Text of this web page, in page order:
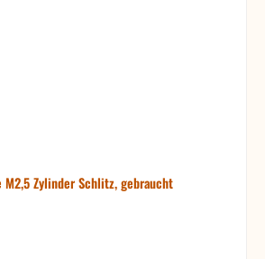
M2,5 Zylinder Schlitz, gebraucht